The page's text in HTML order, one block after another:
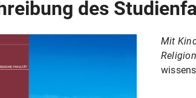
des
Mit